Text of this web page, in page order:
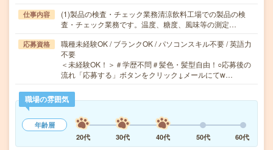
仕事内容
(1)製品の検査・チェック業務清涼飲料工場での製品の検
査・チェック業務です。温度、糖度、風味等の測定…
応募資格
職種未経験OK / ブランクOK / パソコンスキル不要 / 英語力
不要
＜未経験OK！＞＃学歴不問＃髪色・髪型自由！○応募後の
流れ「応募する」ボタンをクリック↓メールにてw…
職場の雰囲気
年齢層
20代
30代 40代 50代 60代